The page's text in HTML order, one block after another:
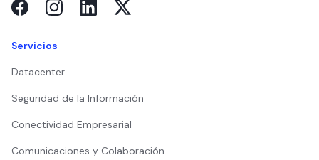
Servicios
Datacenter
Seguridad de la Información
Conectividad Empresarial
Comunicaciones y Colaboración